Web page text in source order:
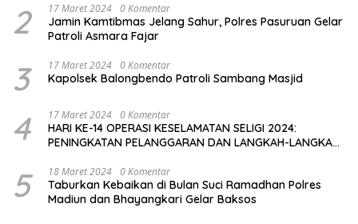
2 17 Maret 2024 0 Komentar
Jamin Kamtibmas Jelang Sahur, Polres Pasuruan Gelar
Patroli Asmara Fajar
3 17 Maret 2024 0 Komentar
Kapolsek Balongbendo Patroli Sambang Masjid
4 17 Maret 2024 0 Komentar
HARI KE-14 OPERASI KESELAMATAN SELIGI 2024:
PENINGKATAN PELANGGARAN DAN LANGKAH-LANGKAH
5 18 Maret 2024 0 Komentar
Taburkan Kebaikan di Bulan Suci Ramadhan Polres
Madiun dan Bhayangkari Gelar Baksos